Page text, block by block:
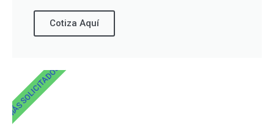
Cotiza Aquí
MÁS SOLICITADOS